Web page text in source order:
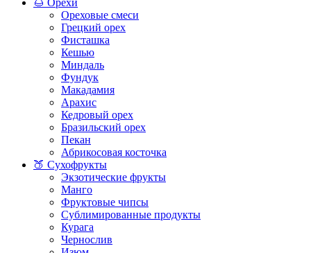
Ореховые смеси
Грецкий орех
Фисташка
Кешью
Миндаль
Фундук
Макадамия
Арахис
Кедровый орех
Бразильский орех
Пекан
Абрикосовая косточка
🍑 Сухофрукты
Экзотические фрукты
Манго
Фруктовые чипсы
Сублимированные продукты
Курага
Чернослив